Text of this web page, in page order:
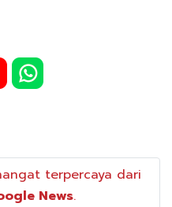
terpercaya dari
News.